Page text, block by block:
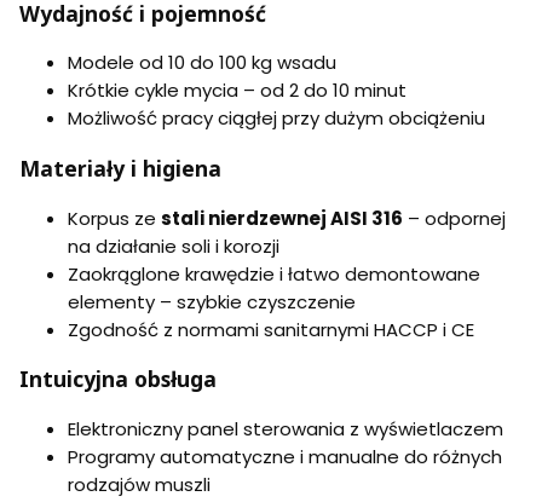
F
P
3
0
5
Wydajność i pojemność
Modele od 10 do 100 kg wsadu
Krótkie cykle mycia – od 2 do 10 minut
Możliwość pracy ciągłej przy dużym obciążeniu
Materiały i higiena
Korpus ze stali nierdzewnej AISI 316 – odpornej
na działanie soli i korozji
Zaokrąglone krawędzie i łatwo demontowane
elementy – szybkie czyszczenie
Zgodność z normami sanitarnymi HACCP i CE
Intuicyjna obsługa
Elektroniczny panel sterowania z wyświetlaczem
Programy automatyczne i manualne do różnych
rodzajów muszli